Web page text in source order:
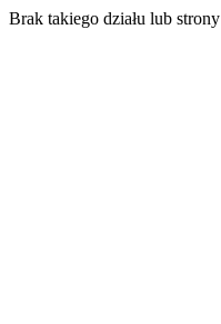
Brak takiego działu lub strony